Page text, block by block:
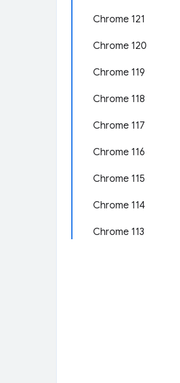
Chrome 121
Chrome 120
Chrome 119
Chrome 118
Chrome 117
Chrome 116
Chrome 115
Chrome 114
Chrome 113